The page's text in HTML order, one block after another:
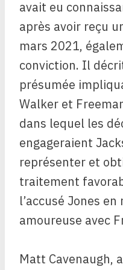
avait eu
après avoir reçu
mars 2021,
conviction. Il
présumée
Walker et
dans lequel les
engageraient
représenter et
traitement
l’accusé Jones
amoureuse avec
Matt Cavenaugh,